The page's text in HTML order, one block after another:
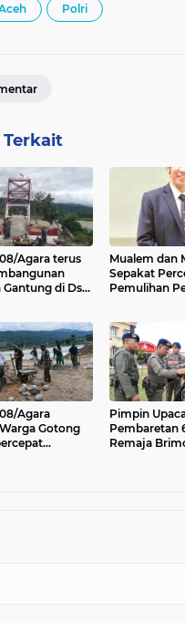
Polri
Agara terus
di Ds.
Mualem dan
Sepakat
Pemulihan
Agara
Gotong
Pimpin
Pembaretan
Remaja